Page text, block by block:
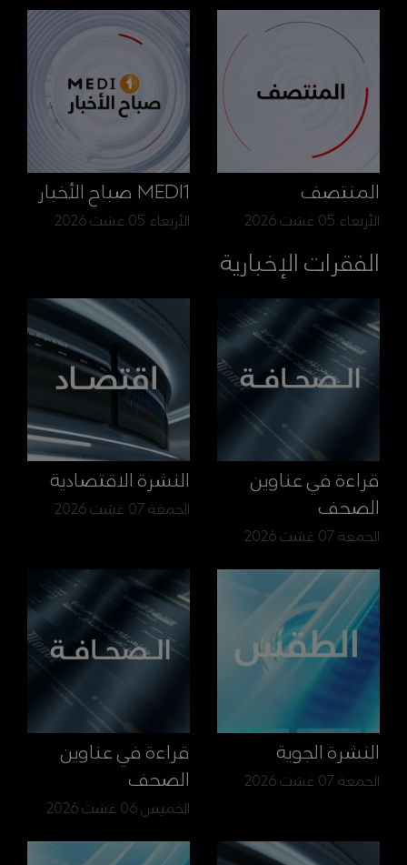
المنتصف
الأربعاء 05 غشت 2026
MEDI1 صباح الأخبار
الأربعاء 05 غشت 2026
الفقرات الإخبارية
قراءة في عناوين
الصحف
الجمعة 07 غشت 2026
النشرة الاقتصادية
الجمعة 07 غشت 2026
النشرة الجوية
الجمعة 07 غشت 2026
قراءة في عناوين
الصحف
الخميس 06 غشت 2026